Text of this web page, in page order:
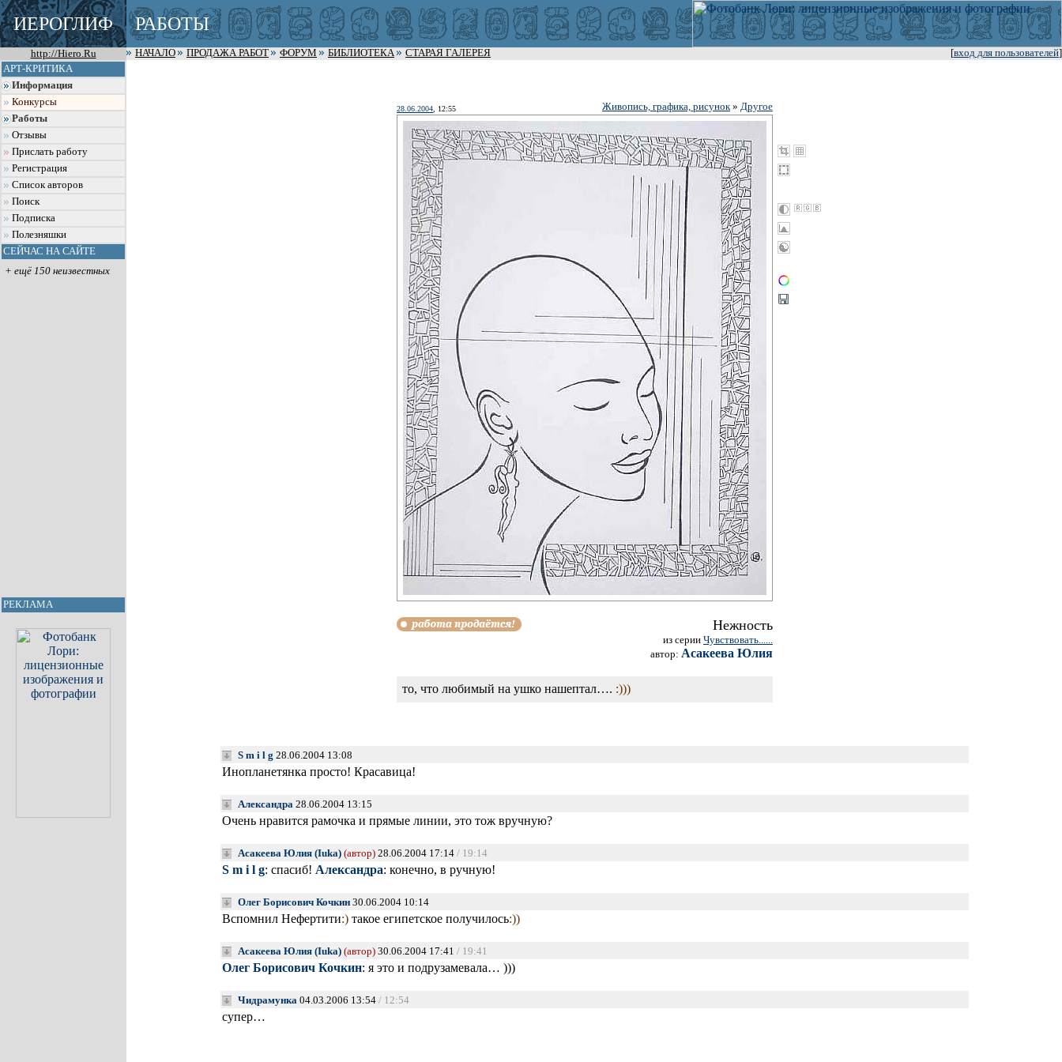
ИЕРОГЛИФ РАБОТЫ
http://Hiero.Ru [вход для пользователей]
НАЧАЛО ПРОДАЖА РАБОТ ФОРУМ БИБЛИОТЕКА
СТАРАЯ ГАЛЕРЕЯ
АРТ-КРИТИКА
Информация
Конкурсы
Работы
Отзывы
Прислать работу
Регистрация
Список авторов
Поиск
Подписка
Полезняшки
СЕЙЧАС НА САЙТЕ
+ ещё 150 неизвестных
РЕКЛАМА
28.06.2004 , 12:55 Живопись, графика, рисунок» Другое
Нежность
из серии Чувствовать......
автор: Асакеева Юлия
то, что любимый на ушко нашептал…. :)))
S m i l g 28.06.2004 13:08
Инопланетянка просто! Красавица!
Александра28.06.2004 13:15
Очень нравится рамочка и прямые линии, это тож вручную?
Асакеева Юлия (Iuka) (автор)28.06.2004 17:14 / 19:14
S m i l g: спасиб! Александра: конечно, в ручную!
Олег Борисович Кочкин30.06.2004 10:14
Вспомнил Нефертити:)такое египетское получилось:))
Асакеева Юлия (Iuka) (автор)30.06.2004 17:41 / 19:41
Олег Борисович Кочкин: я это и подрузамевала… )))
Чидрамунка04.03.2006 13:54 / 12:54
супер…